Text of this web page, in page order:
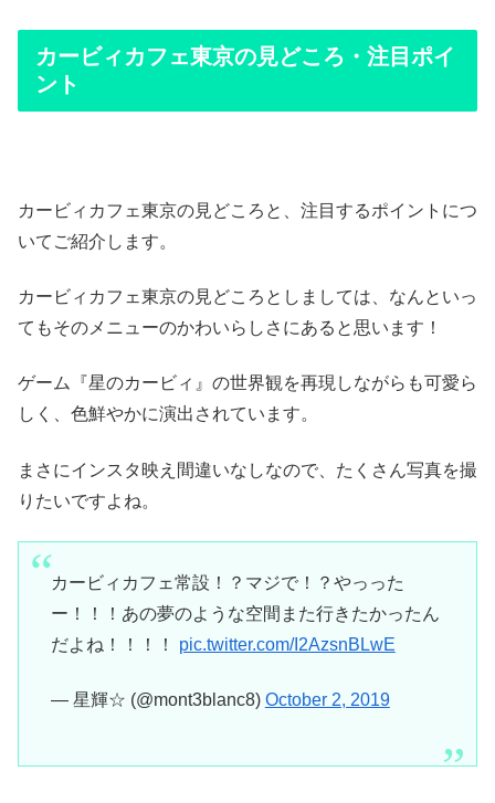
カービィカフェ東京の見どころ・注目ポイ
ント
カービィカフェ東京の見どころと、注目するポイントにつ
いてご紹介します。
カービィカフェ東京の見どころとしましては、なんといっ
てもそのメニューのかわいらしさにあると思います！
ゲーム『星のカービィ』の世界観を再現しながらも可愛ら
しく、色鮮やかに演出されています。
まさにインスタ映え間違いなしなので、たくさん写真を撮
りたいですよね。
カービィカフェ常設！？マジで！？やっった
ー！！！あの夢のような空間また行きたかったん
だよね！！！！ pic.twitter.com/I2AzsnBLwE
— 星輝☆ (@mont3blanc8) October 2, 2019